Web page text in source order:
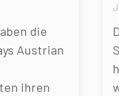
die
Austrian
ihren